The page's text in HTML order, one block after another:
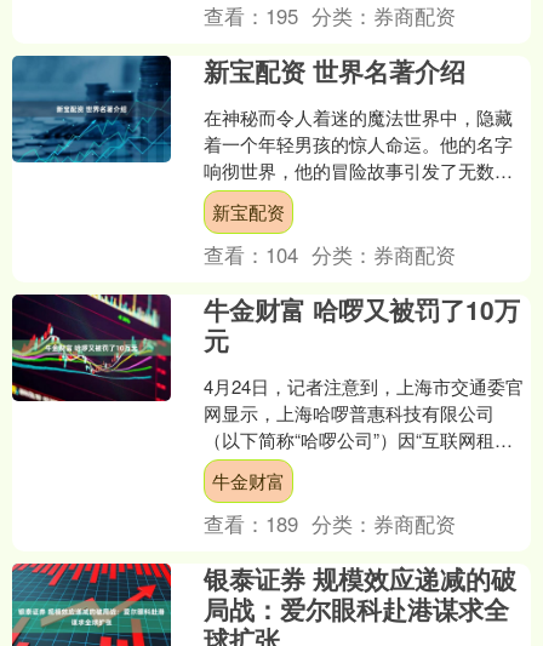
查看： 195 分类： 券商配资
新宝配资 世界名著介绍
在神秘而令人着迷的魔法世界中，隐藏
着一个年轻男孩的惊人命运。他的名字
响彻世界，他的冒险故事引发了无数人
的心灵共鸣。他就是——哈利·波特。 当
你步入《哈利·波特》....
新宝配资
查看： 104 分类： 券商配资
牛金财富 哈啰又被罚了10万
元
4月24日，记者注意到，上海市交通委官
网显示，上海哈啰普惠科技有限公司
（以下简称“哈啰公司”）因“互联网租赁
自行车运营企业未按规定备案、投放运
营或者回收车辆”被....
牛金财富
查看： 189 分类： 券商配资
银泰证券 规模效应递减的破
局战：爱尔眼科赴港谋求全